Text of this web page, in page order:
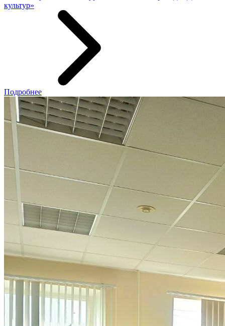
культур»
Подробнее